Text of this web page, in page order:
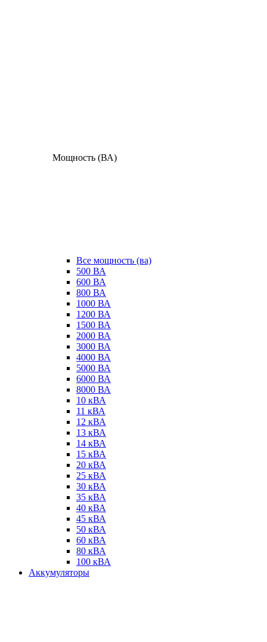
Мощность (ВА)
Все мощность (ва)
500 ВА
600 ВА
800 ВА
1000 ВА
1200 ВА
1500 ВА
2000 ВА
3000 ВА
4000 ВА
5000 ВА
6000 ВА
8000 ВА
10 кВА
11 кВА
12 кВА
13 кВА
14 кВА
15 кВА
20 кВА
25 кВА
30 кВА
35 кВА
40 кВА
45 кВА
50 кВА
60 кВА
80 кВА
100 кВА
Аккумуляторы